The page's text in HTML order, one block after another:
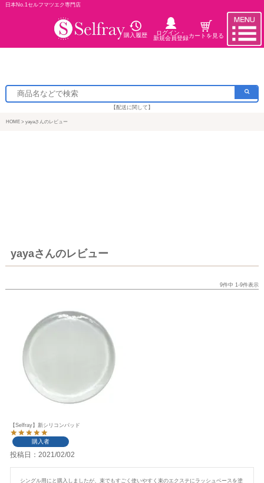
日本No.1セルフマツエク専門店
購入履歴
ログイン・
新規会員登録カートを見る
【配送に関して】
HOME yayaさんのレビュー
yayaさんのレビュー
9件中 1-9件表示
【Selfray】新シリコンパッド
購入者
投稿日 2021/02/02
シングル用にと購入しましたが、束でもすごく使いやすく束のエクステにラッシュベースを塗